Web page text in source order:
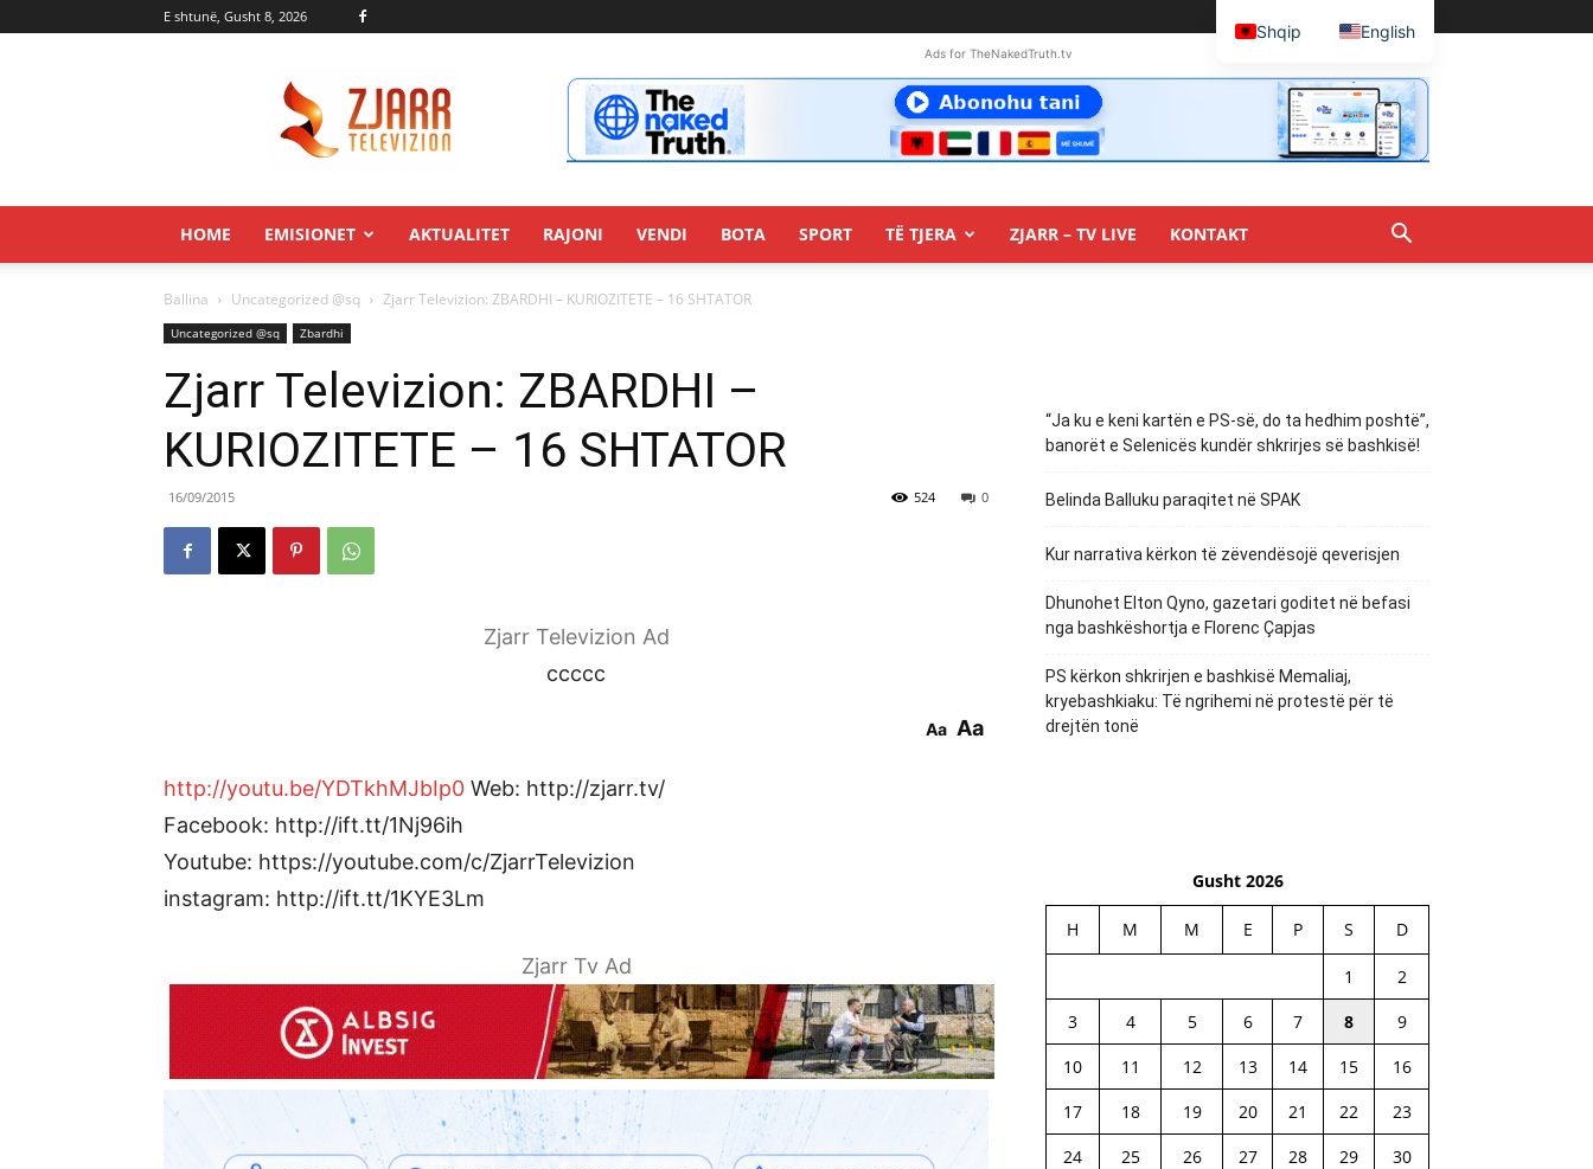
E shtunë, Gusht 8, 2026
Ads for TheNakedTruth.tv
HOME EMISIONET AKTUALITET RAJONI VENDI BOTA SPORT TË TJERA ZJARR – TV LIVE KONTAKT
Ballina Uncategorized @sq Zjarr Televizion: ZBARDHI – KURIOZITETE – 16 SHTATOR
Uncategorized @sq Zbardhi
Zjarr Televizion: ZBARDHI –
KURIOZITETE – 16 SHTATOR
16/09/2015 0
524
Zjarr Televizion Ad
ccccc
Aa Aa
http://youtu.be/YDTkhMJbIp0 Web: http://zjarr.tv/
Facebook: http://ift.tt/1Nj96ih
Youtube: https://youtube.com/c/ZjarrTelevizion
instagram: http://ift.tt/1KYE3Lm
Zjarr Tv Ad
“Ja ku e keni kartën e PS-së, do ta hedhim poshtë”,
banorët e Selenicës kundër shkrirjes së bashkisë!
Belinda Balluku paraqitet në SPAK
Kur narrativa kërkon të zëvendësojë qeverisjen
Dhunohet Elton Qyno, gazetari goditet në befasi
nga bashkëshortja e Florenc Çapjas
PS kërkon shkrirjen e bashkisë Memaliaj,
kryebashkiaku: Të ngrihemi në protestë për të
drejtën tonë
Gusht 2026
H M M E P S D
1
2
3
4 5 6 7 8
9
10
11 12 13 14 15
16
17
18 19 20 21 22
23
24
25 26 27 28 29
30
Shqip English